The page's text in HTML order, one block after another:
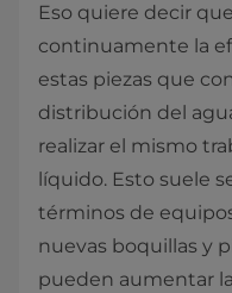
Eso quiere decir
continuamente la
estas piezas que
distribución del
realizar el mismo
líquido. Esto suele
términos de
nuevas boquillas y
pueden aumentar